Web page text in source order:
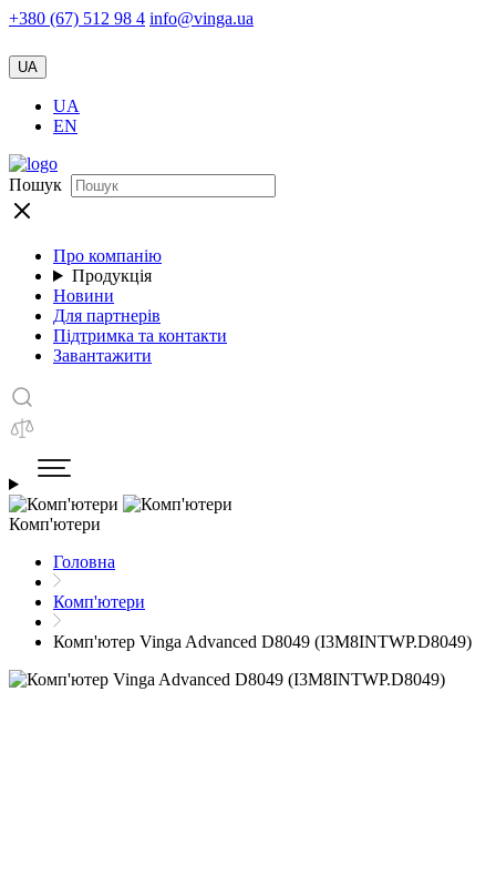
+380 (67) 512 98 4 info@vinga.ua
UA
UA
EN
Пошук
Про компанію
Продукція
Новини
Для партнерів
Підтримка та контакти
Завантажити
Комп'ютери
Головна
Комп'ютери
Комп'ютер Vinga Advanced D8049 (I3M8INTWP.D8049)